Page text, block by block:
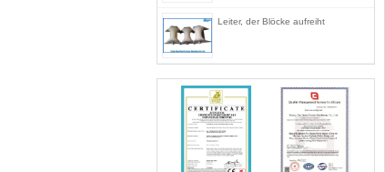
Leiter, der Blöcke aufreiht